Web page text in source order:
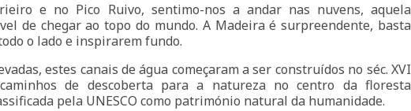
e no Pico Ruivo, sentimo-nos a andar nas nuvens, aquela
de chegar ao topo do mundo. A Madeira é surpreendente, basta
o lado e inspirarem fundo.
estes canais de água começaram a ser construídos no séc. XVI
de descoberta para a natureza no centro da floresta
pela UNESCO como património natural da humanidade.